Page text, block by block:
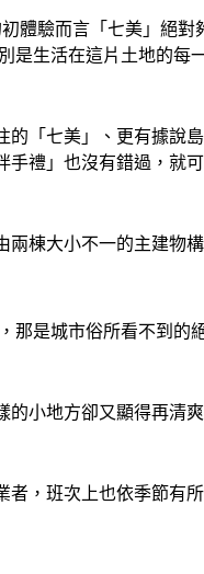
體驗而言「七美」絕
是生活在這片土地的每
「七美」、更有據說
禮」也沒有錯過，就
棟大小不一的主建物
那是城市俗所看不到的
小地方卻又顯得再清
，班次上也依季節有